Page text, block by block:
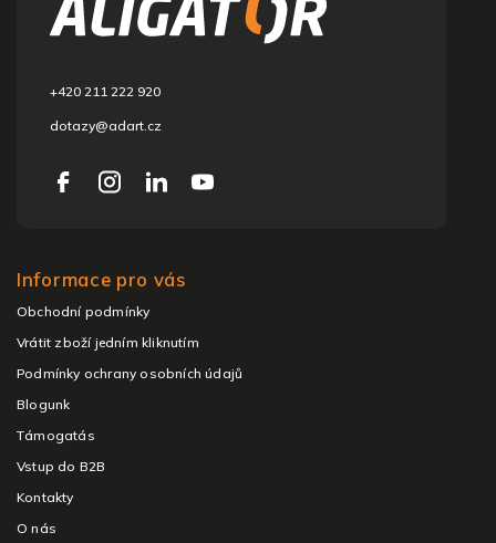
+420 211 222 920
dotazy@adart.cz
Informace pro vás
Obchodní podmínky
Vrátit zboží jedním kliknutím
Podmínky ochrany osobních údajů
Blogunk
Támogatás
Vstup do B2B
Kontakty
O nás